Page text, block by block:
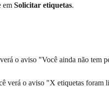
em Solicitar etiquetas.
o aviso "Você ainda não tem
verá o aviso "X etiquetas foram